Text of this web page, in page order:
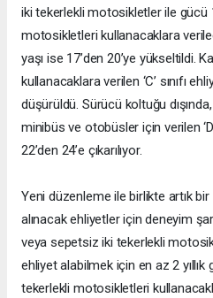
iki tekerlekli motosikletler ile gücü
motosikletleri kullanacaklara
yaşı ise 17’den 20’ye yükseltildi.
kullanacaklara verilen ‘C’ sınıfı
düşürüldü. Sürücü koltuğu
minibüs ve otobüsler için verilen
22’den 24’e çıkarılıyor.
Yeni düzenleme ile birlikte artık
alınacak ehliyetler için deneyim
veya sepetsiz iki tekerlekli
ehliyet alabilmek için en az 2
tekerlekli motosikletleri